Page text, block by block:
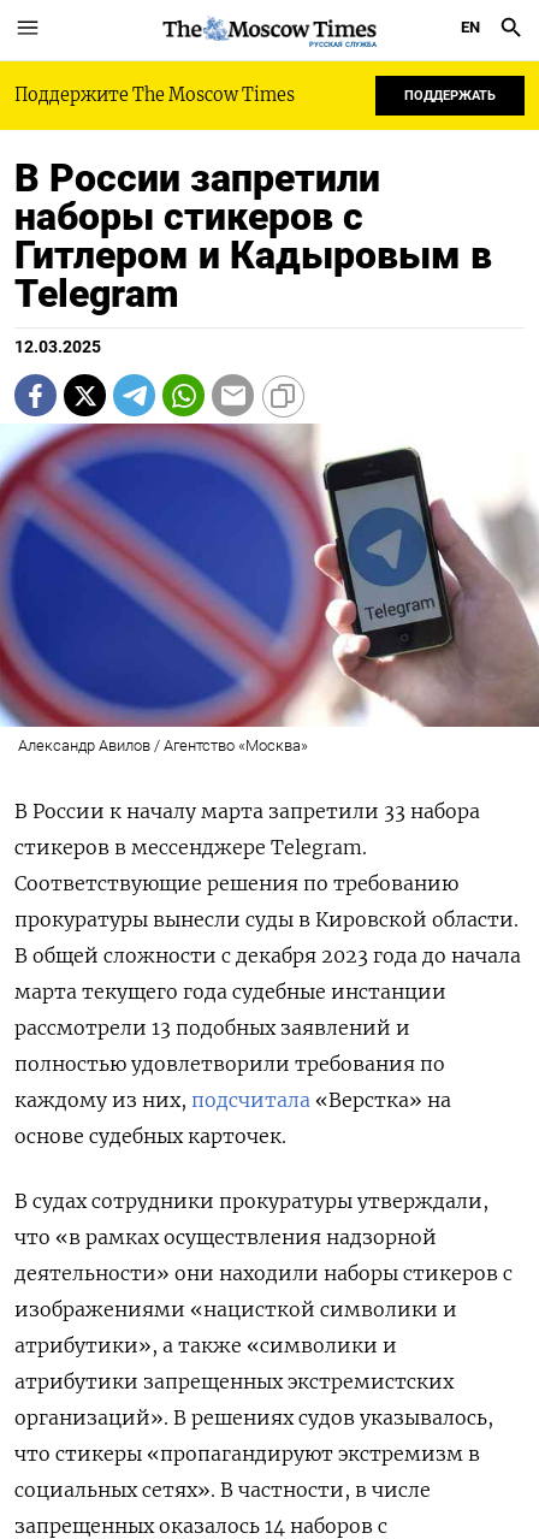
РУССКАЯ СЛУЖБА
EN
Поддержите The Moscow Times ПОДДЕРЖАТЬ
В России запретили
наборы стикеров с
Гитлером и Кадыровым в
Telegram
12.03.2025
Александр Авилов / Агентство «Москва»
В России к началу марта запретили 33 набора
стикеров в мессенджере Telegram.
Соответствующие решения по требованию
прокуратуры вынесли суды в Кировской области.
В общей сложности с декабря 2023 года до начала
марта текущего года судебные инстанции
рассмотрели 13 подобных заявлений и
полностью удовлетворили требования по
каждому из них, подсчитала «Верстка» на
основе судебных карточек.
В судах сотрудники прокуратуры утверждали,
что «в рамках осуществления надзорной
деятельности» они находили наборы стикеров с
изображениями «нацисткой символики и
атрибутики», а также «символики и
атрибутики запрещенных экстремистских
организаций». В решениях судов указывалось,
что стикеры «пропагандируют экстремизм в
социальных сетях». В частности, в числе
запрещенных оказалось 14 наборов с